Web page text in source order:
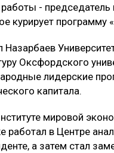
-
курирует программу
Назарбаев
Оксфордского
лидерские
капитала.
мировой
работал в Центре
а затем стал